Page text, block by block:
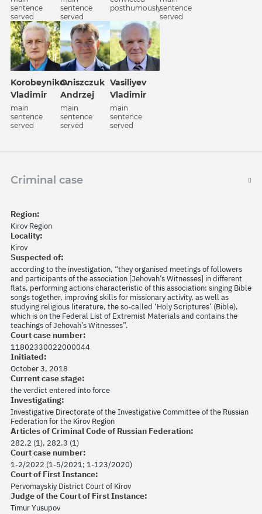
sentence
served
sentence
served
posthumouslysentence
served
Korobeynikov
Vladimir
main
sentence
served
Oniszczuk
Andrzej
main
sentence
served
Vasiliyev
Vladimir
main
sentence
served
Criminal case
Region:
Kirov Region
Locality:
Kirov
Suspected of:
according to the investigation, “they organised meetings of followers
and participants of the association [Jehovah’s Witnesses] in different
flats, performing actions characteristic of this association: singing Bible
songs together, improving skills for missionary activity, as well as
studying religious literature, the so-called ‘Holy Scriptures’ (Bible),
which is on the Federal List of Extremist Materials and contains the
teachings of Jehovah’s Witnesses”.
Court case number:
11802330022000044
Initiated:
October 3, 2018
Current case stage:
the verdict entered into force
Investigating:
Investigative Directorate of the Investigative Committee of the Russian
Federation for the Kirov Region
Articles of Criminal Code of Russian Federation:
282.2 (1), 282.3 (1)
Court case number:
1-2/2022 (1-5/2021; 1-123/2020)
Court of First Instance:
Pervomayskiy District Court of Kirov
Judge of the Court of First Instance:
Timur Yusupov